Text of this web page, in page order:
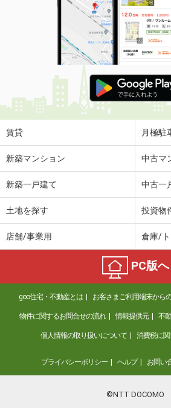
賃貸 月極駐
新築マンション 中古マ
新築一戸建て 中古一
土地を探す 投資物
店舗/事業用 倉庫/
PC版へ
goo住宅・不動産とは お客さまご利用端末から
物件に関するお問合せの流れ 情報提供元 不
個人情報の取り扱いについて 消費税に
プライバシーポリシー ヘルプ お問い
©NTT DOCOMO